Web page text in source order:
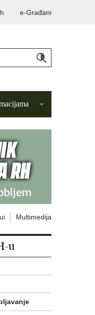
e-Građani
Multimedija
u